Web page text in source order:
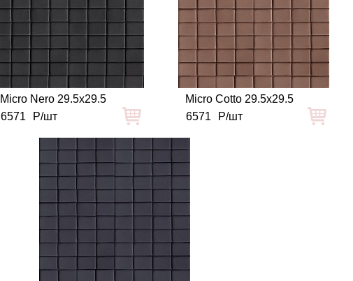
Micro Nero 29.5x29.5
6571
Р/шт
Micro Cotto 29.5x29.5
6571
Р/шт